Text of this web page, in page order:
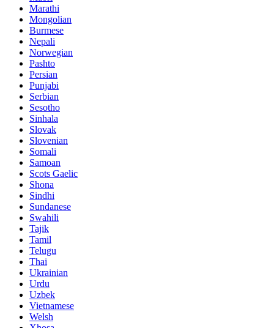
Marathi
Mongolian
Burmese
Nepali
Norwegian
Pashto
Persian
Punjabi
Serbian
Sesotho
Sinhala
Slovak
Slovenian
Somali
Samoan
Scots Gaelic
Shona
Sindhi
Sundanese
Swahili
Tajik
Tamil
Telugu
Thai
Ukrainian
Urdu
Uzbek
Vietnamese
Welsh